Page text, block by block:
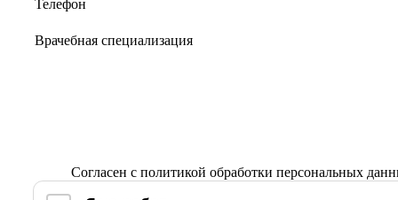
Согласен с политикой обработки персональных